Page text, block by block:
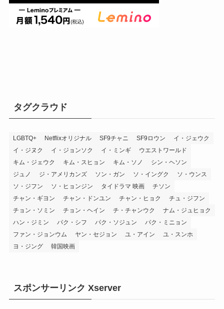
タグクラウド
LGBTQ+ Netflixオリジナル SF9チャニ SF9ロウン
イ・ジェウク
イ・ジヌク
イ・ジョンソク イ・ミンギ
ウエストワールド
キム・ジェウク
キム・スヒョン キム・ソノ
シン・ヘソン
ジュノ
ジ・アメリカンズ ソン・ガン ソ・イングク
ソ・ウンス
ソ・ジフン
ソ・ヒョンジン タイドラマ 映画
チソン
チャン・ギヨン
チャン・ドンユン チャン・ヒョク
チュ・ジフン
チョン・ソミン
チョン・ヘイン チ・チャンウク
ナム・ジュヒョク
ハン・ジミン
パク・シフ パク・ソジュン
パク・ミニョン
ファン・ジョンウム
ヤン・セジョン ユ・アイン
ユ・スンホ
ヨ・ジング
韓国映画
スポンサーリンク Xserver